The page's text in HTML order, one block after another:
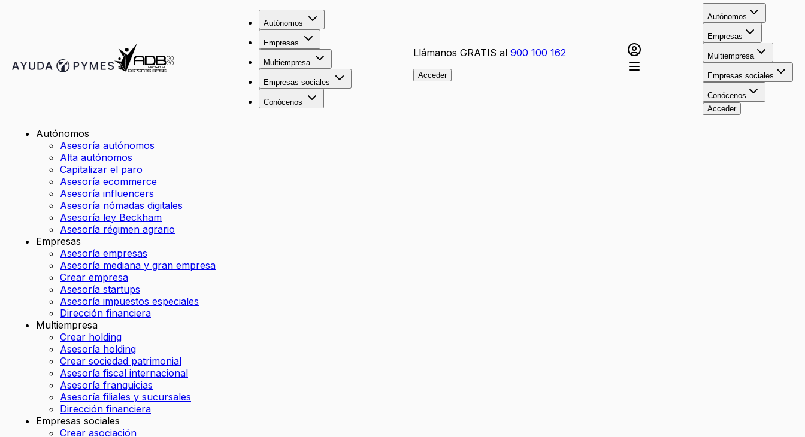
Autónomos
Empresas
Multiempresa
Empresas sociales
Conócenos
Llámanos GRATIS al 900 100 162
Acceder
Autónomos
Empresas
Multiempresa
Empresas sociales
Conócenos
Acceder
Autónomos
Asesoría autónomos
Alta autónomos
Capitalizar el paro
Asesoría ecommerce
Asesoría influencers
Asesoría nómadas digitales
Asesoría ley Beckham
Asesoría régimen agrario
Empresas
Asesoría empresas
Asesoría mediana y gran empresa
Crear empresa
Asesoría startups
Asesoría impuestos especiales
Dirección financiera
Multiempresa
Crear holding
Asesoría holding
Crear sociedad patrimonial
Asesoría fiscal internacional
Asesoría franquicias
Asesoría filiales y sucursales
Dirección financiera
Empresas sociales
Crear asociación